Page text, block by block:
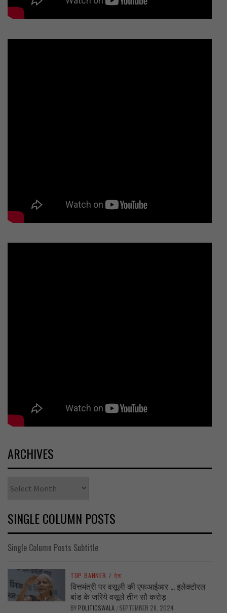
ARCHIVES
SINGLE COLUMN POSTS
Single Column Posts Subtitle
TOP BANNER / देश
वित्तमंत्री पर वसूली की एफआईआर … इलेक्टोरल
बांड के जरिये वसूले तीन सौ करोड़
BY POLITICSWALA / SEPTEMBER 28, 2024